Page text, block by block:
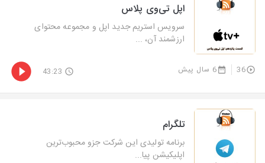
اپل تی‌وی پلاس
سرویس استریم جدید اپل و مجموعه محتوای
ارزشمند آن، ...
36 6 سال پیش 43:23
تلگرام
برنامه تولیدی این شرکت جزو محبوب‌ترین
اپلیکیشن پیا...